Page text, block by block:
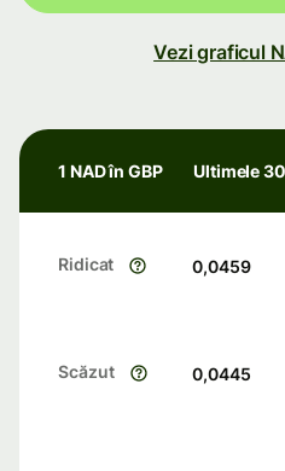
Vezi graficul
1 NAD în GBP Ultimele
Ridicat 0,0459
Scăzut 0,0445